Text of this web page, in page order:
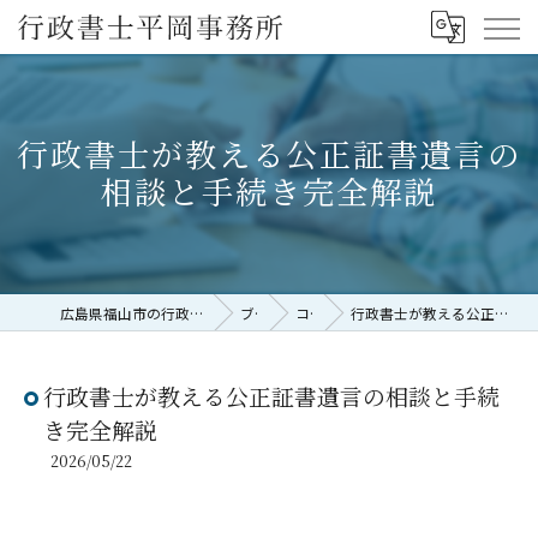
行政書士が教える公正証書遺言の
相談と手続き完全解説
広島県福山市の行政書士なら行政書士平岡事務所 ブログ コラム 行政書士が教える公正証書遺言の相談と手続き完全解説
行政書士が教える公正証書遺言の相談と手続
き完全解説
2026/05/22